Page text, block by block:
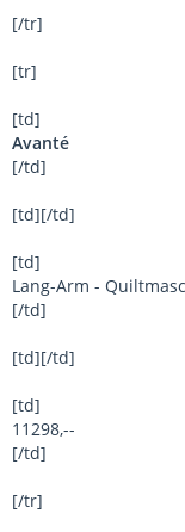
[/tr]
[tr]
[td]
Avanté
[/td]
[td][/td]
[td]
Lang-Arm -
[/td]
[td][/td]
[td]
11298,--
[/td]
[/tr]